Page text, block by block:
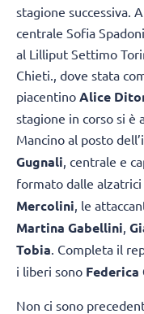
stagione successiva.
centrale Sofia
al Lilliput Settimo
Chieti., dove stata
piacentino Alice
stagione in corso si è
Mancino al posto
Gugnali, centrale e
formato dalle alzatrici
Mercolini, le
Martina Gabellini,
Tobia. Completa il
i liberi sono Federica
Non ci sono